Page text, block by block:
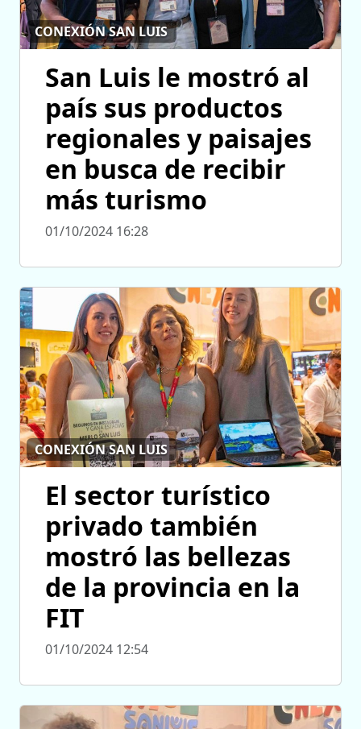
CONEXIÓN SAN LUIS
San Luis le mostró al
país sus productos
regionales y paisajes
en busca de recibir
más turismo
01/10/2024 16:28
CONEXIÓN SAN LUIS
El sector turístico
privado también
mostró las bellezas
de la provincia en la
FIT
01/10/2024 12:54